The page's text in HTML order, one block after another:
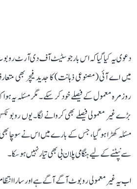
دعوی یہ کیا گیا کہ اس بار جو سٹیٹ آف دی آرٹ روبوٹ
میں اے آئی (مصنوعی ذہانت) کا جدید فیچر بھی
روزمرہ معمول کے فیصلے خود کر سکے۔ مگر مسئلہ یہ
بڑے غیر معمولی فیصلے بھی کروانے لگا۔ یوں
مسئلہ کھڑا ہو گیا، جس کے بارے میں اس نے سوچا
سے نپٹنے کے لیے ہنگامی پلان بی بھی تیار نہیں ہو سکا۔
اب یہ غیر معمولی روبوٹ آگے آگے ہے اور سارا